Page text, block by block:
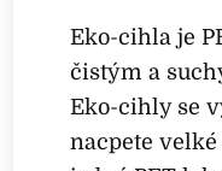
Eko-cihla je
čistým a
Eko-cihly se
nacpete